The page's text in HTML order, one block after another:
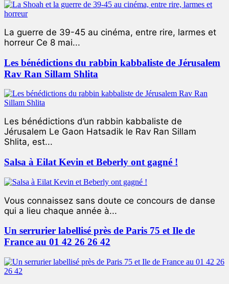
La guerre de 39-45 au cinéma, entre rire, larmes et
horreur Ce 8 mai...
Les bénédictions du rabbin kabbaliste de Jérusalem
Rav Ran Sillam Shlita
Les bénédictions d’un rabbin kabbaliste de
Jérusalem Le Gaon Hatsadik le Rav Ran Sillam
Shlita, est...
Salsa à Eilat Kevin et Beberly ont gagné !
Vous connaissez sans doute ce concours de danse
qui a lieu chaque année à...
Un serrurier labellisé près de Paris 75 et Ile de
France au 01 42 26 26 42